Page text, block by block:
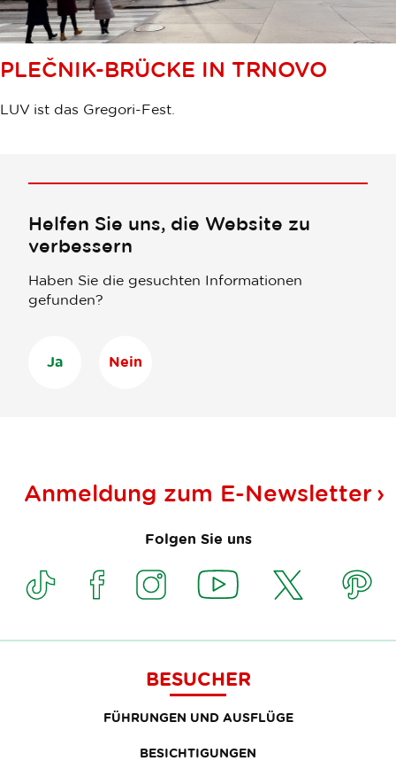
PLEČNIK-BRÜCKE IN TRNOVO
LUV ist das Gregori-Fest.
Helfen Sie uns, die Website zu
verbessern
Haben Sie die gesuchten Informationen
gefunden?
Ja Nein
Anmeldung zum E-Newsletter
Folgen Sie uns
BESUCHER
FÜHRUNGEN UND AUSFLÜGE
BESICHTIGUNGEN